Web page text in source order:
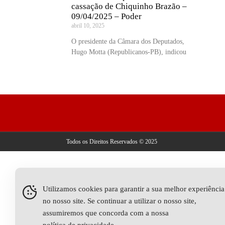
cassação de Chiquinho Brazão –
09/04/2025 – Poder
abril 10, 2025
O presidente da Câmara dos Deputados,
Hugo Motta (Republicanos-PB), indicou
Todos os Direitos Reservados © 2025
Utilizamos cookies para garantir a sua melhor experiência
no nosso site. Se continuar a utilizar o nosso site,
assumiremos que concorda com a nossa